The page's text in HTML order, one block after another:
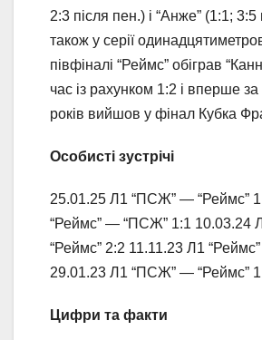
2:3 після пен.) і “Анже” (1:1; 3:5
також у серії
півфіналі “Реймс” обіграв
час із рахунком 1:2 і вперше
років вийшов у фінал Кубка
Особисті зустрічі
25.01.25 Л1 “ПСЖ” — “Реймс”
“Реймс” — “ПСЖ” 1:1
“Реймс” 2:2 11.11.23 Л1
29.01.23 Л1 “ПСЖ” — “Реймс”
Цифри та факти